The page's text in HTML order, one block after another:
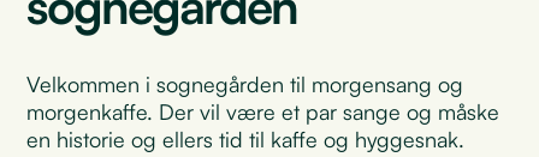
Velkommen i sognegården til morgensang og
morgenkaffe. Der vil være et par sange og måske
en historie og ellers tid til kaffe og hyggesnak.